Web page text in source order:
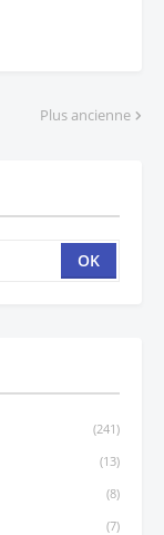
Plus ancienne
(241)
(13)
(8)
(7)